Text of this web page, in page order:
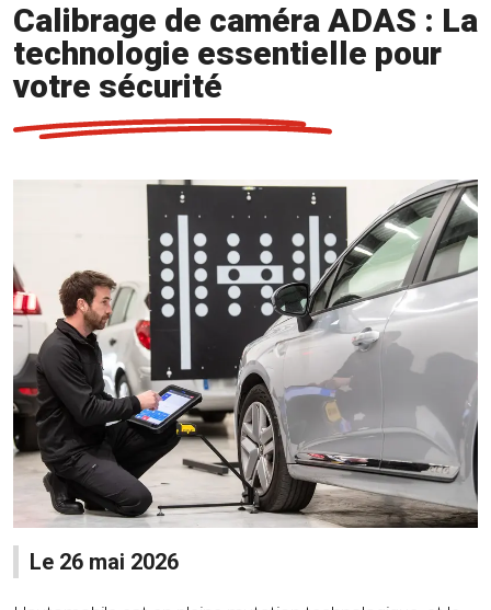
Calibrage de caméra ADAS : La
technologie essentielle pour
votre sécurité
Le 26 mai 2026